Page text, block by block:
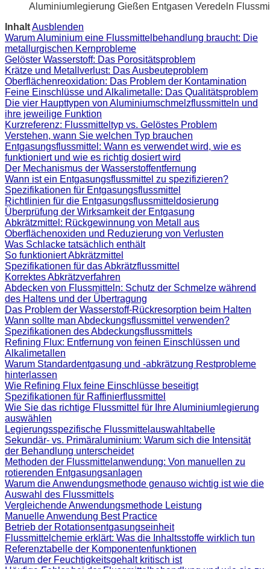
Aluminiumlegierung Gießen Entgasen Veredeln
InhaltAusblenden
Warum Aluminium eine Flussmittelbehandlung braucht: Die
metallurgischen Kernprobleme
Gelöster Wasserstoff: Das Porositätsproblem
Krätze und Metallverlust: Das Ausbeuteproblem
Oberflächenreoxidation: Das Problem der Kontamination
Feine Einschlüsse und Alkalimetalle: Das Qualitätsproblem
Die vier Haupttypen von Aluminiumschmelzflussmitteln und
ihre jeweilige Funktion
Kurzreferenz: Flussmitteltyp vs. Gelöstes Problem
Verstehen, wann Sie welchen Typ brauchen
Entgasungsflussmittel: Wann es verwendet wird, wie es
funktioniert und wie es richtig dosiert wird
Der Mechanismus der Wasserstoffentfernung
Wann ist ein Entgasungsflussmittel zu spezifizieren?
Spezifikationen für Entgasungsflussmittel
Richtlinien für die Entgasungsflussmitteldosierung
Überprüfung der Wirksamkeit der Entgasung
Abkrätzmittel: Rückgewinnung von Metall aus
Oberflächenoxiden und Reduzierung von Verlusten
Was Schlacke tatsächlich enthält
So funktioniert Abkrätzmittel
Spezifikationen für das Abkrätzflussmittel
Korrektes Abkrätzverfahren
Abdecken von Flussmitteln: Schutz der Schmelze während
des Haltens und der Übertragung
Das Problem der Wasserstoff-Rückresorption beim Halten
Wann sollte man Abdeckungsflussmittel verwenden?
Spezifikationen des Abdeckungsflussmittels
Refining Flux: Entfernung von feinen Einschlüssen und
Alkalimetallen
Warum Standardentgasung und -abkrätzung Restprobleme
hinterlassen
Wie Refining Flux feine Einschlüsse beseitigt
Spezifikationen für Raffinierflussmittel
Wie Sie das richtige Flussmittel für Ihre Aluminiumlegierung
auswählen
Legierungsspezifische Flussmittelauswahltabelle
Sekundär- vs. Primäraluminium: Warum sich die Intensität
der Behandlung unterscheidet
Methoden der Flussmittelanwendung: Von manuellen zu
rotierenden Entgasungsanlagen
Warum die Anwendungsmethode genauso wichtig ist wie die
Auswahl des Flussmittels
Vergleichende Anwendungsmethode Leistung
Manuelle Anwendung Best Practice
Betrieb der Rotationsentgasungseinheit
Flussmittelchemie erklärt: Was die Inhaltsstoffe wirklich tun
Referenztabelle der Komponentenfunktionen
Warum der Feuchtigkeitsgehalt kritisch ist